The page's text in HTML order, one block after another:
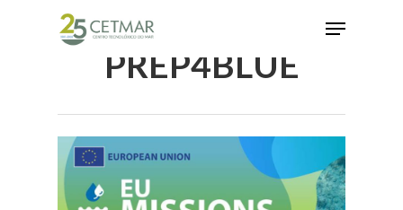
Hit enter to search or ESC to close
PREP4BLUE